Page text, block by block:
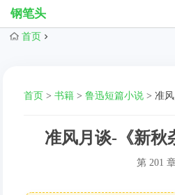
钢笔头
首页
首页 >书籍 >鲁迅短篇小说 >准
准风月谈-《新秋
第 201